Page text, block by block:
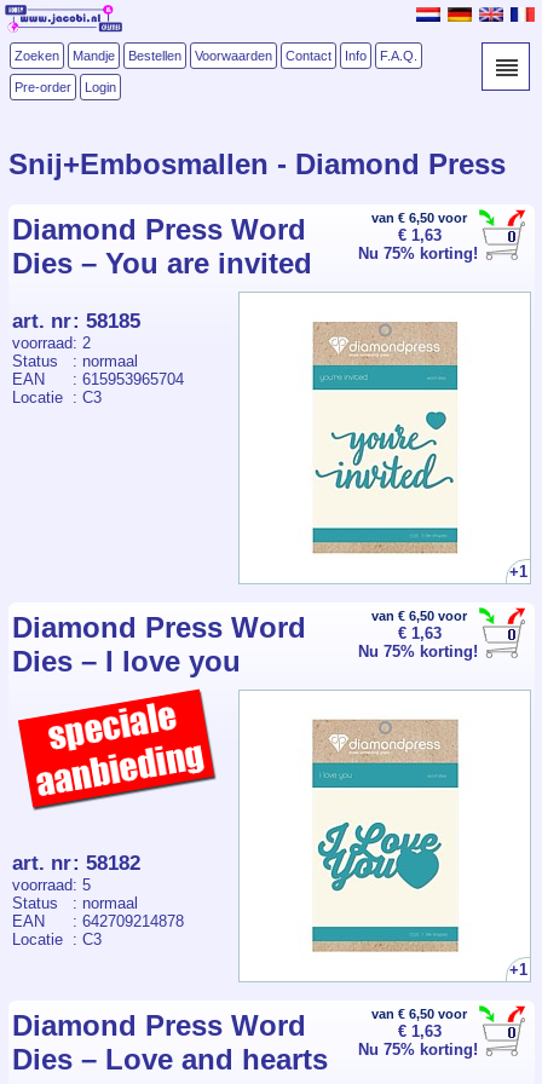
Zoeken Mandje Bestellen Voorwaarden Contact Info F.A.Q.
Pre-order Login
Snij+Embosmallen - Diamond Press
van € 6,50 voor
€ 1,63
Nu 75% korting!
Diamond Press Word
Dies – You are invited
+1
art. nr: 58185
voorraad: 2
Status
: normaal
EAN
: 615953965704
Locatie : C3
van € 6,50 voor
€ 1,63
Nu 75% korting!
Diamond Press Word
Dies – I love you
+1
art. nr: 58182
voorraad: 5
Status
: normaal
EAN
: 642709214878
Locatie : C3
van € 6,50 voor
€ 1,63
Nu 75% korting!
Diamond Press Word
Dies – Love and hearts